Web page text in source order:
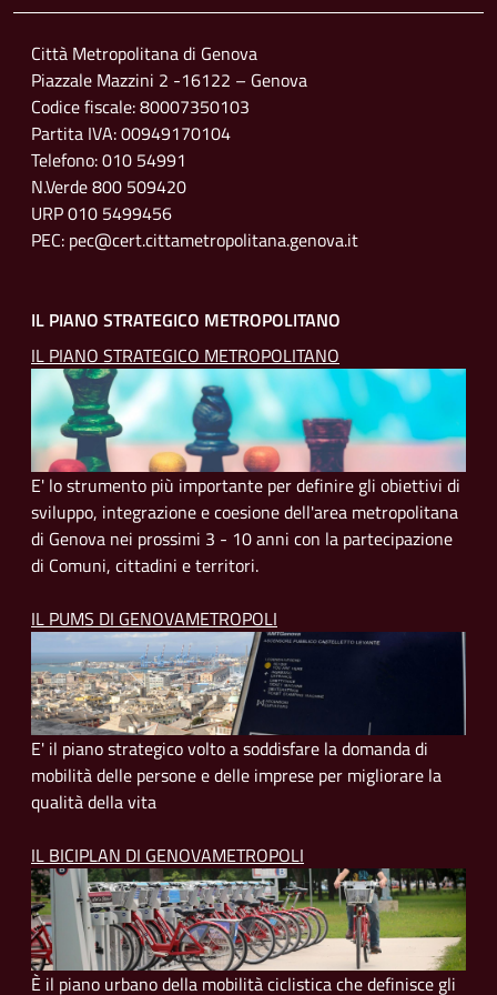
Città Metropolitana di Genova
Piazzale Mazzini 2 -16122 – Genova
Codice fiscale: 80007350103
Partita IVA: 00949170104
Telefono: 010 54991
N.Verde 800 509420
URP 010 5499456
PEC: pec@cert.cittametropolitana.genova.it
IL PIANO STRATEGICO METROPOLITANO
IL PIANO STRATEGICO METROPOLITANO
E' lo strumento più importante per definire gli obiettivi di
sviluppo, integrazione e coesione dell'area metropolitana
di Genova nei prossimi 3 - 10 anni con la partecipazione
di Comuni, cittadini e territori.
IL PUMS DI GENOVAMETROPOLI
E' il piano strategico volto a soddisfare la domanda di
mobilità delle persone e delle imprese per migliorare la
qualità della vita
IL BICIPLAN DI GENOVAMETROPOLI
È il piano urbano della mobilità ciclistica che definisce gli